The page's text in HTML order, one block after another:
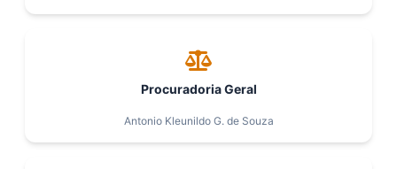
Procuradoria Geral
Antonio Kleunildo G. de Souza